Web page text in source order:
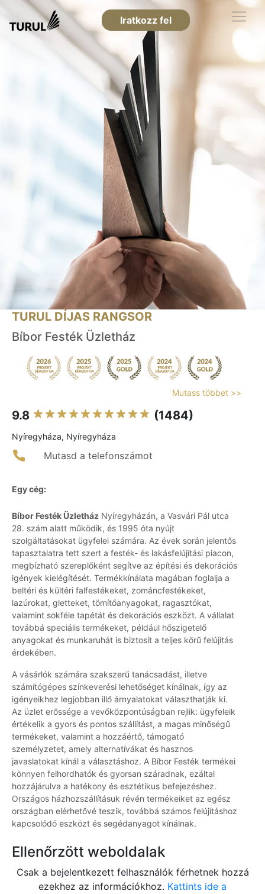
Iratkozz fel
TURUL DÍJAS RANGSOR
Bíbor Festék Üzletház
Mutass többet >>
9.8 (1484)
Nyíregyháza, Nyíregyháza
Mutasd a telefonszámot
Egy cég:
Bíbor Festék Üzletház Nyíregyházán, a Vasvári Pál utca
28. szám alatt működik, és 1995 óta nyújt
szolgáltatásokat ügyfelei számára. Az évek során jelentős
tapasztalatra tett szert a festék- és lakásfelújítási piacon,
megbízható szereplőként segítve az építési és dekorációs
igények kielégítését. Termékkínálata magában foglalja a
beltéri és kültéri falfestékeket, zománcfestékeket,
lazúrokat, gletteket, tömítőanyagokat, ragasztókat,
valamint sokféle tapétát és dekorációs eszközt. A vállalat
továbbá speciális termékeket, például hőszigetelő
anyagokat és munkaruhát is biztosít a teljes körű felújítás
érdekében.
A vásárlók számára szakszerű tanácsadást, illetve
számítógépes színkeverési lehetőséget kínálnak, így az
igényeikhez legjobban illő árnyalatokat választhatják ki.
Az üzlet erőssége a vevőközpontúságban rejlik: ügyfeleik
értékelik a gyors és pontos szállítást, a magas minőségű
termékeket, valamint a hozzáértő, támogató
személyzetet, amely alternatívákat és hasznos
javaslatokat kínál a választáshoz. A Bíbor Festék termékei
könnyen felhordhatók és gyorsan száradnak, ezáltal
hozzájárulva a hatékony és esztétikus befejezéshez.
Országos házhozszállításuk révén termékeiket az egész
országban elérhetővé teszik, továbbá számos felújításhoz
kapcsolódó eszközt és segédanyagot kínálnak.
Ellenőrzött weboldalak
Csak a bejelentkezett felhasználók férhetnek hozzá
ezekhez az információkhoz. Kattints ide a